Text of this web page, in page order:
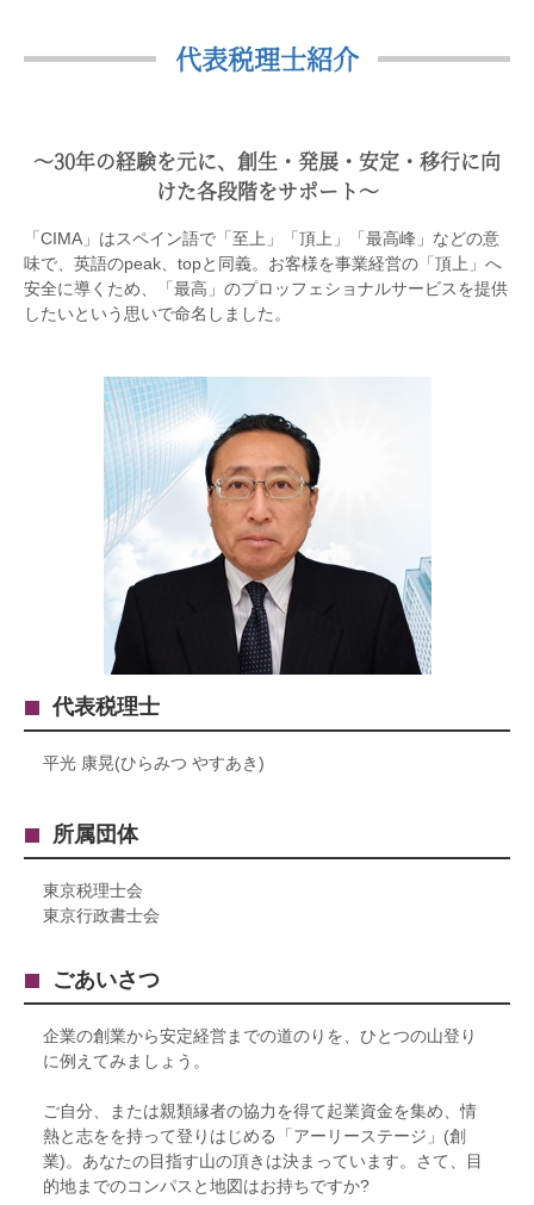
代表税理士紹介
〜30年の経験を元に、創生・発展・安定・移行に向
けた各段階をサポート〜
「CIMA」はスペイン語で「至上」「頂上」「最高峰」などの意
味で、英語のpeak、topと同義。お客様を事業経営の「頂上」へ
安全に導くため、「最高」のプロッフェショナルサービスを提供
したいという思いで命名しました。
代表税理士
平光 康晃(ひらみつ やすあき)
所属団体
東京税理士会
東京行政書士会
ごあいさつ
企業の創業から安定経営までの道のりを、ひとつの山登り
に例えてみましょう。
ご自分、または親類縁者の協力を得て起業資金を集め、情
熱と志をを持って登りはじめる「アーリーステージ」(創
業)。あなたの目指す山の頂きは決まっています。さて、目
的地までのコンパスと地図はお持ちですか?